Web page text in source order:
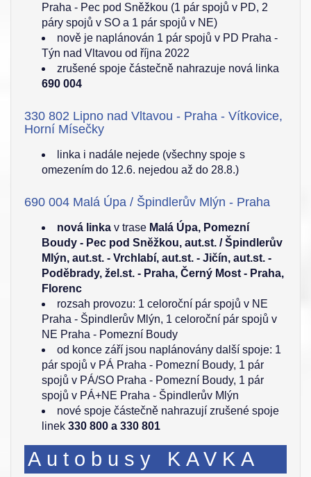
Praha - Pec pod Sněžkou (1 pár spojů v PD, 2
páry spojů v SO a 1 pár spojů v NE)
nově je naplánován 1 pár spojů v PD Praha -
Týn nad Vltavou od října 2022
zrušené spoje částečně nahrazuje nová linka
690 004
330 802 Lipno nad Vltavou - Praha - Vítkovice,
Horní Mísečky
linka i nadále nejede (všechny spoje s
omezením do 12.6. nejedou až do 28.8.)
690 004 Malá Úpa / Špindlerův Mlýn - Praha
nová linka v trase Malá Úpa, Pomezní
Boudy - Pec pod Sněžkou, aut.st. / Špindlerův
Mlýn, aut.st. - Vrchlabí, aut.st. - Jičín, aut.st. -
Poděbrady, žel.st. - Praha, Černý Most - Praha,
Florenc
rozsah provozu: 1 celoroční pár spojů v NE
Praha - Špindlerův Mlýn, 1 celoroční pár spojů v
NE Praha - Pomezní Boudy
od konce září jsou naplánovány další spoje: 1
pár spojů v PÁ Praha - Pomezní Boudy, 1 pár
spojů v PÁ/SO Praha - Pomezní Boudy, 1 pár
spojů v PÁ+NE Praha - Špindlerův Mlýn
nové spoje částečně nahrazují zrušené spoje
linek 330 800 a 330 801
Autobusy KAVKA